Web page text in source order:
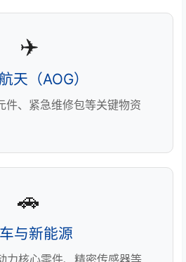
✈️
天（AOG）
件、紧急维修包等关键物资
🚗
与新能源